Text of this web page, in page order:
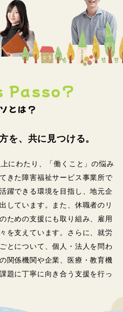
Passo?
とは？
を、 共に見つける。
にわたり、「働くこと」の悩み
きた障害福祉サービス事業所で
躍できる環境を目指し、地元企
しています。また、休職者のリ
ための支援にも取り組み、雇用
を支えています。さらに、就労
とについて、個人・法人を問わ
関係機関や企業、医療・教育機
題に丁寧に向き合う支援を行っ